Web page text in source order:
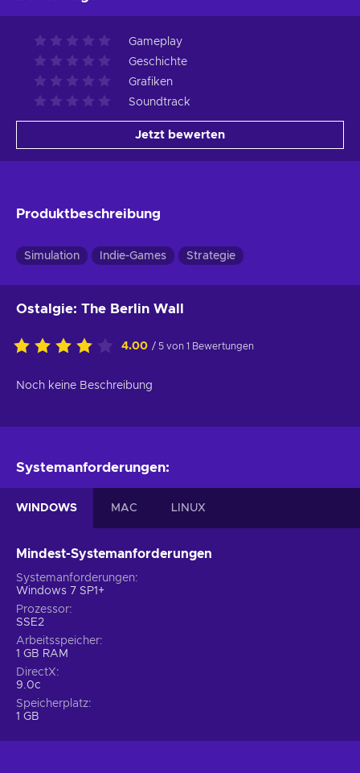
Gameplay
Geschichte
Grafiken
Soundtrack
Jetzt bewerten
Produktbeschreibung
Simulation Indie-Games Strategie
Ostalgie: The Berlin Wall
4.00 / 5 von 1 Bewertungen
Noch keine Beschreibung
Systemanforderungen:
WINDOWS MAC LINUX
Mindest-Systemanforderungen
Systemanforderungen
Windows 7 SP1+
Prozessor
SSE2
Arbeitsspeicher
1 GB RAM
DirectX
9.0c
Speicherplatz
1 GB